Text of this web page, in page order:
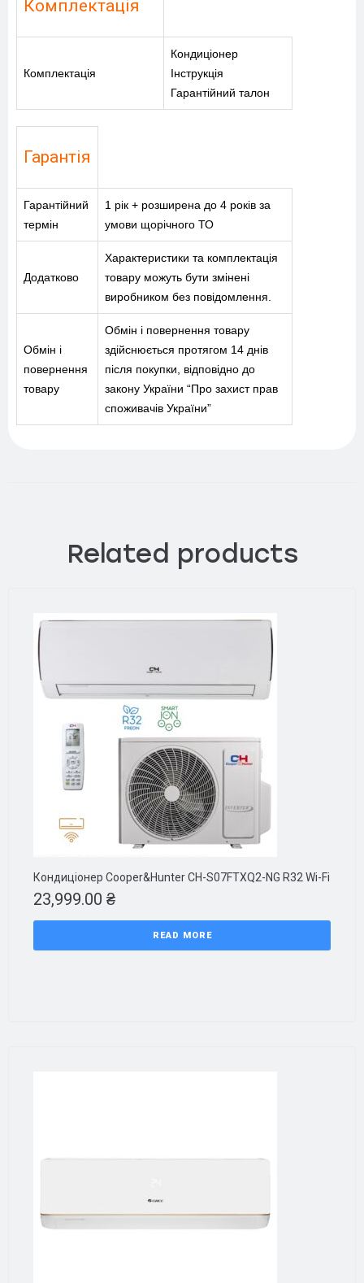
Комплектація
Комплектація
Кондиціонер
Інструкція
Гарантійний талон
Гарантія
Гарантійний
термін
1 рік + розширена до 4 років за
умови щорічного ТО
Додатково
Характеристики та комплектація
товару можуть бути змінені
виробником без повідомлення.
Обмін і
повернення
товару
Обмін і повернення товару
здійснюється протягом 14 днів
після покупки, відповідно до
закону України “Про захист прав
споживачів України”
Related products
Кондиціонер Cooper&Hunter CH-S07FTXQ2-NG R32 Wi-Fi
23,999.00 ₴
READ MORE